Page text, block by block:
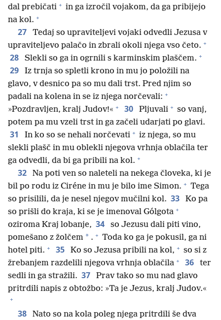
dal prebičati + in ga izročil vojakom, da ga pribijejo
na kol. +
27
Tedaj so upraviteljevi vojaki odvedli Jezusa v
upraviteljevo palačo in zbrali okoli njega vso četo. +
28 Slekli so ga in ogrnili s karminskim plaščem. +
29
Iz trnja so spletli krono in mu jo položili na
glavo, v desnico pa so mu dali trst. Pred njim so
padali na kolena in se iz njega norčevali: +
»Pozdravljen, kralj Judov!« + 30 Pljuvali + so vanj,
potem pa mu vzeli trst in ga začeli udarjati po glavi.
31 In ko so se nehali norčevati + iz njega, so mu
slekli plašč in mu oblekli njegova vrhnja oblačila ter
ga odvedli, da bi ga pribili na kol. +
32
Na poti ven so naleteli na nekega človeka, ki je
bil po rodu iz Ciréne in mu je bilo ime Simon. + Tega
so prisilili, da je nesel njegov mučilni kol. 33
Ko pa
so prišli do kraja, ki se je imenoval Gólgota +
oziroma Kraj lobanje, 34
so Jezusu dali piti vino,
pomešano z žolčem * . + Toda ko ga je pokusil, ga ni
hotel piti. + 35 Ko so Jezusa pribili na kol, + so si z
žrebanjem razdelili njegova vrhnja oblačila + 36
ter
sedli in ga stražili. 37
Prav tako so mu nad glavo
pritrdili napis z obtožbo: »Ta je Jezus, kralj Judov.«
+
38
Nato so na kola poleg njega pritrdili še dva